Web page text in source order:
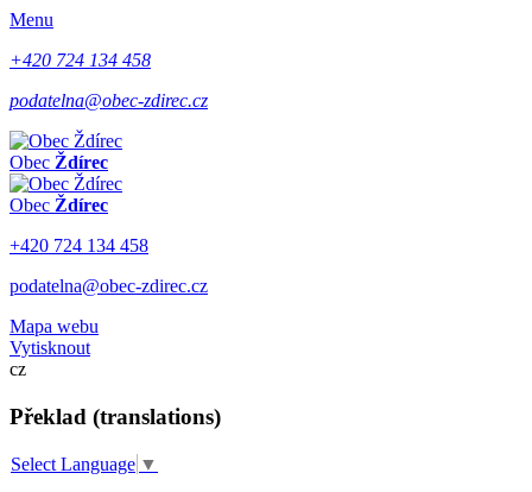
Menu
+420 724 134 458
podatelna@obec-zdirec.cz
Obec Ždírec
Obec Ždírec
+420 724 134 458
podatelna@obec-zdirec.cz
Mapa webu
Vytisknout
cz
Překlad (translations)
Select Language ▼